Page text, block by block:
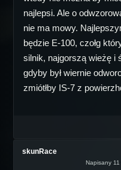
najlepsi. Ale o
nie ma mowy.
będzie E-100, czołg
silnik, najgorszą wieżę i
gdyby był wiernie
zmiótłby IS-7 z
skunRace
Napisany